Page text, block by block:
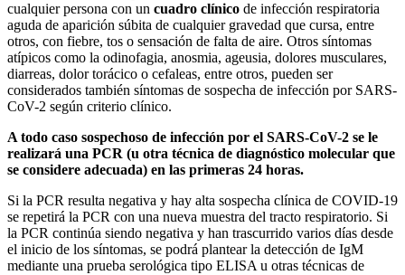
cualquier persona con un cuadro clínico de infección respiratoria
aguda de aparición súbita de cualquier gravedad que cursa, entre
otros, con fiebre, tos o sensación de falta de aire. Otros síntomas
atípicos como la odinofagia, anosmia, ageusia, dolores musculares,
diarreas, dolor torácico o cefaleas, entre otros, pueden ser
considerados también síntomas de sospecha de infección por SARS-
CoV-2 según criterio clínico.
A todo caso sospechoso de infección por el SARS-CoV-2 se le
realizará una PCR (u otra técnica de diagnóstico molecular que
se considere adecuada) en las primeras 24 horas.
Si la PCR resulta negativa y hay alta sospecha clínica de COVID-19
se repetirá la PCR con una nueva muestra del tracto respiratorio. Si
la PCR continúa siendo negativa y han trascurrido varios días desde
el inicio de los síntomas, se podrá plantear la detección de IgM
mediante una prueba serológica tipo ELISA u otras técnicas de